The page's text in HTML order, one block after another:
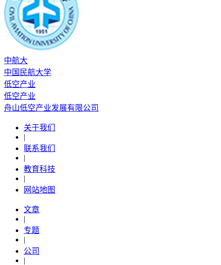
中航大
中国民航大学
低空产业
低空产业
舟山低空产业发展有限公司
关于我们
|
联系我们
|
教育科技
|
网站地图
文章
|
专题
|
公司
|